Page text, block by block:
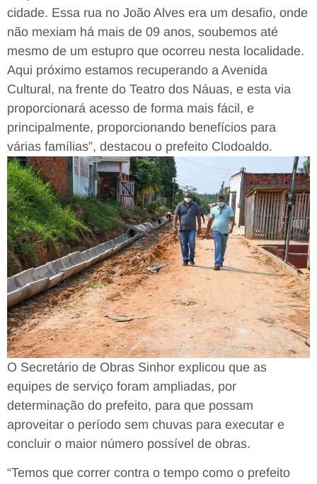
cidade. Essa rua no João Alves era um desafio, onde
não mexiam há mais de 09 anos, soubemos até
mesmo de um estupro que ocorreu nesta localidade.
Aqui próximo estamos recuperando a Avenida
Cultural, na frente do Teatro dos Náuas, e esta via
proporcionará acesso de forma mais fácil, e
principalmente, proporcionando benefícios para
várias famílias”, destacou o prefeito Clodoaldo.
O Secretário de Obras Sinhor explicou que as
equipes de serviço foram ampliadas, por
determinação do prefeito, para que possam
aproveitar o período sem chuvas para executar e
concluir o maior número possível de obras.
“Temos que correr contra o tempo como o prefeito